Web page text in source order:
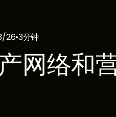
26•3分钟
网络和